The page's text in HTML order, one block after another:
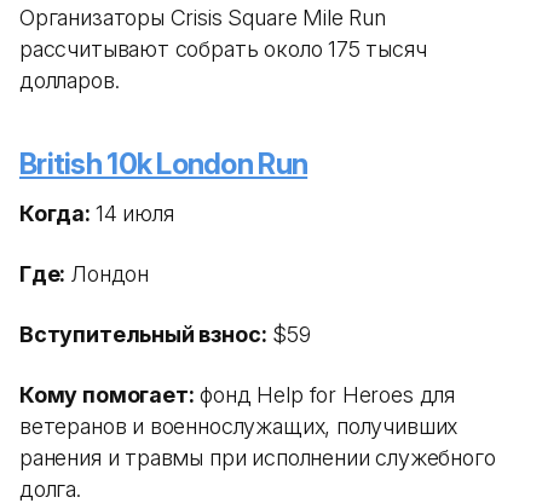
Организаторы Crisis Square Mile Run
рассчитывают собрать около 175 тысяч
долларов.
British 10k London Run
Когда: 14 июля
Где: Лондон
Вступительный взнос: $59
Кому помогает: фонд Help for Heroes для
ветеранов и военнослужащих, получивших
ранения и травмы при исполнении служебного
долга.